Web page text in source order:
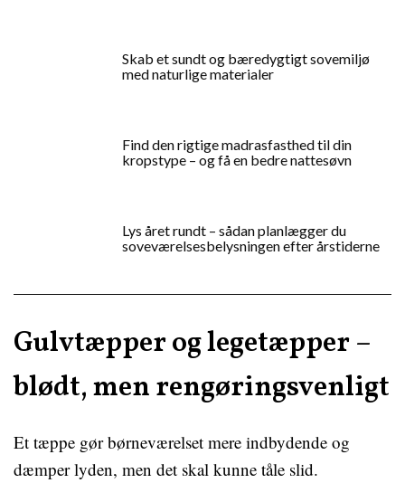
Skab et sundt og bæredygtigt sovemiljø
med naturlige materialer
Find den rigtige madrasfasthed til din
kropstype – og få en bedre nattesøvn
Lys året rundt – sådan planlægger du
soveværelsesbelysningen efter årstiderne
Gulvtæpper og legetæpper –
blødt, men rengøringsvenligt
Et tæppe gør børneværelset mere indbydende og
dæmper lyden, men det skal kunne tåle slid.